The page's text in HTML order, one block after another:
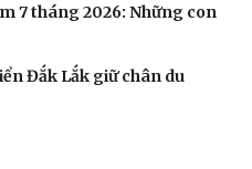
7 tháng 2026: Những con
Đắk Lắk giữ chân du